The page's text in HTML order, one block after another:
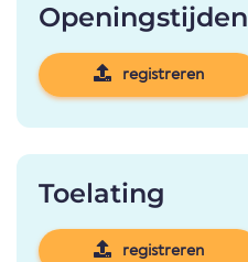
Openingstijden
registreren
Toelating
registreren